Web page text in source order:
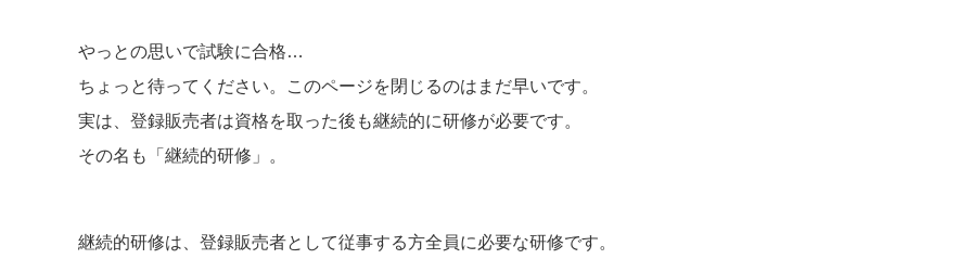
やっとの思いで試験に合格…
ちょっと待ってください。このページを閉じるのはまだ早いです。
実は、登録販売者は資格を取った後も継続的に研修が必要です。
その名も「継続的研修」。
継続的研修は、登録販売者として従事する方全員に必要な研修です。